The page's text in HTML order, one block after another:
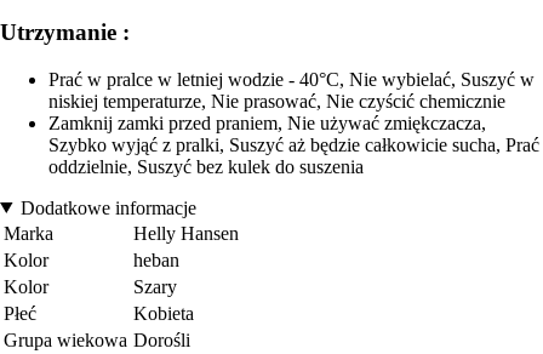
Utrzymanie :
Prać w pralce w letniej wodzie - 40°C, Nie wybielać, Suszyć w
niskiej temperaturze, Nie prasować, Nie czyścić chemicznie
Zamknij zamki przed praniem, Nie używać zmiękczacza,
Szybko wyjąć z pralki, Suszyć aż będzie całkowicie sucha, Prać
oddzielnie, Suszyć bez kulek do suszenia
Dodatkowe informacje
Marka
Helly Hansen
Kolor
heban
Kolor
Szary
Płeć
Kobieta
Grupa wiekowa Dorośli